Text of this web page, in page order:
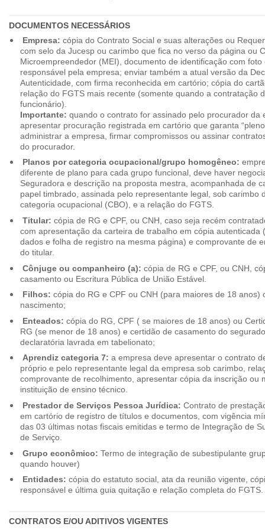
DOCUMENTOS NECESSÁRIOS
Empresa: cópia do Contrato Social e suas alterações ou
com selo da Jucesp ou carimbo que fica no verso da página ou
Microempreendedor (MEI), documento de identificação com foto
responsável pela empresa; enviar também a atual versão da
Autenticidade, com firma reconhecida em cartório; cópia do
relação do FGTS mais recente (somente quando a contratação
funcionário).
Importante: quando o contrato for assinado pelo procurador da
apresentar procuração registrada em cartório que garanta
administrar a empresa, firmar compromissos ou assinar
do procurador.
Planos por categoria ocupacional/grupo homogêneo:
diferente de plano para cada grupo funcional, deve haver
Seguradora e descrição na proposta mestra, acompanhada de
papel timbrado, assinada pelo representante legal, sob carimbo
categoria ocupacional (CBO), e a relação do FGTS.
Titular: cópia de RG e CPF, ou CNH, caso seja recém
com apresentação da carteira de trabalho em cópia autenticada
dados e folha de registro na mesma página) e comprovante de
do titular.
Cônjuge ou companheiro (a): cópia de RG e CPF, ou CNH,
casamento ou Escritura Pública de União Estável.
Filhos: cópia do RG e CPF ou CNH (para maiores de 18 anos)
nascimento;
Enteados: cópia do RG, CPF ( se maiores de 18 anos) ou
RG (se menor de 18 anos) e certidão de casamento do
declaratória lavrada em tabelionato;
Aprendiz categoria 7: a empresa deve apresentar o contrato
próprio e pelo representante legal da empresa sob carimbo,
comprovante de recolhimento, apresentar cópia da inscrição ou
instituição de ensino técnico.
Prestador de Serviços Pessoa Jurídica: Contrato de
em cartório de registro de títulos e documentos, com vigência
das 03 últimas notas fiscais emitidas e termo de Integração de
de Serviço.
Grupo econômico: Termo de integração de subestipulante
quando houver)
Entidades: cópia do estatuto social, ata da reunião vigente,
responsável e última guia quitação e relação completa do FGTS.
CONTRATOS E/OU ADITIVOS VIGENTES